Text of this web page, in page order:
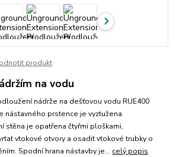
produkt
na vodu
nádrže na dešťovou vodu RUE400
nástavného prstence je vyztužena
stěna je opatřena čtyřmi ploškami,
vtokové otvory a osadit vtokové trubky o
Spodní hrana nástavby je... celý popis